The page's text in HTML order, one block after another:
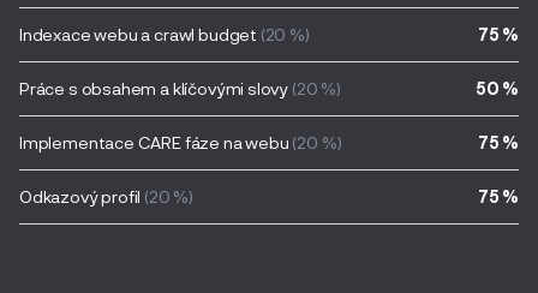
Indexace webu a crawl budget (20 %) 75 %
Práce s obsahem a klíčovými slovy (20 %) 50 %
Implementace CARE fáze na webu (20 %) 75 %
Odkazový profil (20 %) 75 %